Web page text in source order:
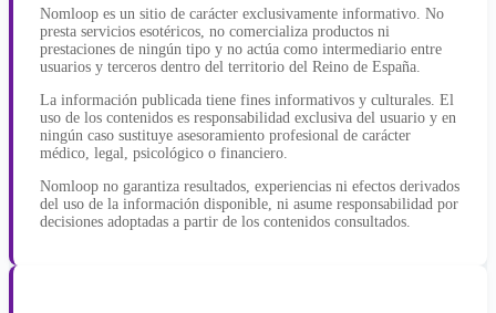
Nomloop es un sitio de carácter exclusivamente informativo. No
presta servicios esotéricos, no comercializa productos ni
prestaciones de ningún tipo y no actúa como intermediario entre
usuarios y terceros dentro del territorio del Reino de España.
La información publicada tiene fines informativos y culturales. El
uso de los contenidos es responsabilidad exclusiva del usuario y en
ningún caso sustituye asesoramiento profesional de carácter
médico, legal, psicológico o financiero.
Nomloop no garantiza resultados, experiencias ni efectos derivados
del uso de la información disponible, ni asume responsabilidad por
decisiones adoptadas a partir de los contenidos consultados.